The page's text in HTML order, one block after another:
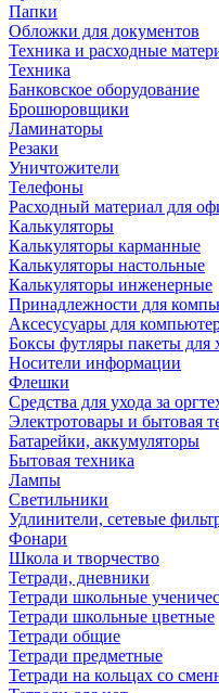
Папки
Обложки для документов
Техника и расходные
Техника
Банковское оборудование
Брошюровщики
Ламинаторы
Резаки
Уничтожители
Телефоны
Расходный материал для
Калькуляторы
Калькуляторы карманные
Калькуляторы настольные
Калькуляторы инженерные
Принадлежности для
Аксесусуары для
Боксы футляры пакеты для
Носители информации
Флешки
Средства для ухода за
Электротовары и бытовая
Батарейки, аккумуляторы
Бытовая техника
Лампы
Светильники
Удлинители, сетевые
Фонари
Школа и творчество
Тетради, дневники
Тетради школьные
Тетради школьные цветные
Тетради общие
Тетради предметные
Тетради на кольцах со